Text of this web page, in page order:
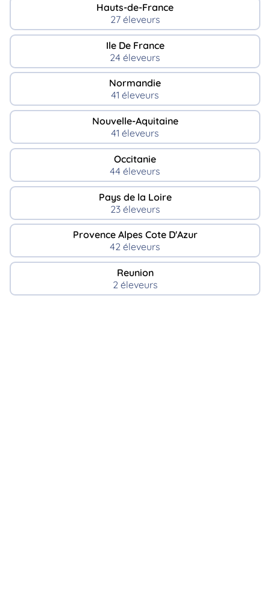
Hauts-de-France
27 éleveurs
Ile De France
24 éleveurs
Normandie
41 éleveurs
Nouvelle-Aquitaine
41 éleveurs
Occitanie
44 éleveurs
Pays de la Loire
23 éleveurs
Provence Alpes Cote D'Azur
42 éleveurs
Reunion
2 éleveurs